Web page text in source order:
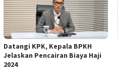
Datangi KPK, Kepala BPKH
Jelaskan Pencairan Biaya Haji
2024